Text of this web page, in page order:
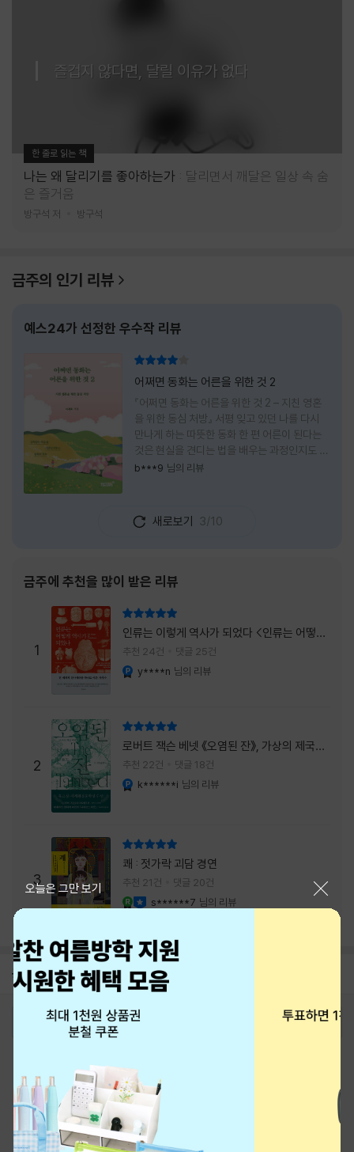
즐겁지 않다면, 달릴 이유가 없다
한 줄로 읽는 책
나는 왜 달리기를 좋아하는가
달리면서 깨달은 일상 속 숨
은 즐거움
방구석 저 방구석
금주의 인기 리뷰
예스24가 선정한 우수작 리뷰
어쩌면 동화는 어른을 위한 것 2
『어쩌면 동화는 어른을 위한 것 2 – 지친 영혼
을 위한 동심 처방』 서평 잊고 있던 나를 다시
만나게 하는 따뜻한 동화 한 편 어른이 된다는
것은 현실을 견디는 법을 배우는 과정인지도 모
른다. 해야 할 일은 늘어나고, 책임은 무거워지
효율과 성과를 먼저 생각하는 사람이 되어간다.
『어쩌면 동화는 어른을 위한 것 2 – 지친 영혼
목을 보았을 때는 동화를 다시 읽는 감성 에세
이 정도로 생각했다. 하지만 책장을 넘길수록
깨닫게 된다. 동화는 아이들만을 위한 이야기가
아니라, 삶에 지친 어른들의 마음을 치유하는
가장 순수한 언어라는 사실을 말이다. 이 책은
익숙한
b***9 님의 리뷰
새로보기 3/10
금주에 추천을 많이 받은 리뷰
1
인류는 이렇게 역사가 되었다 <인류는 어떻게
역사가 되었나>
추천 24건 댓글 25건
y****n 님의 리뷰
2
로버트 잭슨 베넷 《오염된 잔》, 가상의 제국이
주는 실감과 미스터리 사건의 치밀함이 이루어
내는 최상의 시너지...
추천 22건 댓글 18건
k******i 님의 리뷰
3
쾌 : 젓가락 괴담 경연
추천 21건 댓글 20건
s******7 님의 리뷰
공지 8월 신용카드 무이자할부 안내
2026-08-01
오늘은 그만 보기
로그인 주문/배송
eBook 1:1문의/채팅상담
예스이십사(주) 사업자 정보
이용약관
개인정보처리방침
PC버전
회사소개